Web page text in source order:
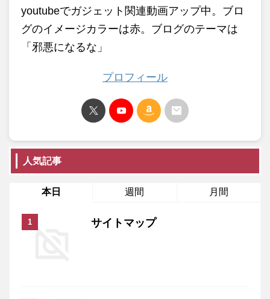
youtubeでガジェット関連動画アップ中。ブロ
グのイメージカラーは赤。ブログのテーマは
「邪悪になるな」
プロフィール
人気記事
本日 週間 月間
サイトマップ